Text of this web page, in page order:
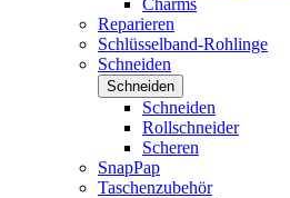
Charms
Reparieren
Schlüsselband-Rohlinge
Schneiden
Schneiden
Schneiden
Rollschneider
Scheren
SnapPap
Taschenzubehör